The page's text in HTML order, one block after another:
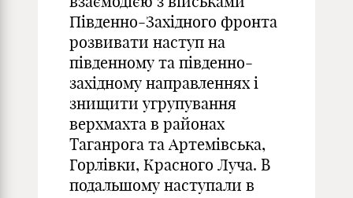
Південно-Західного фронта
розвивати наступ на
південному та південно-
західному направленнях і
знищити угрупування
верхмахта в районах
Таганрога та Артемівська,
Горлівки, Красного Луча. В
подальшому наступали в